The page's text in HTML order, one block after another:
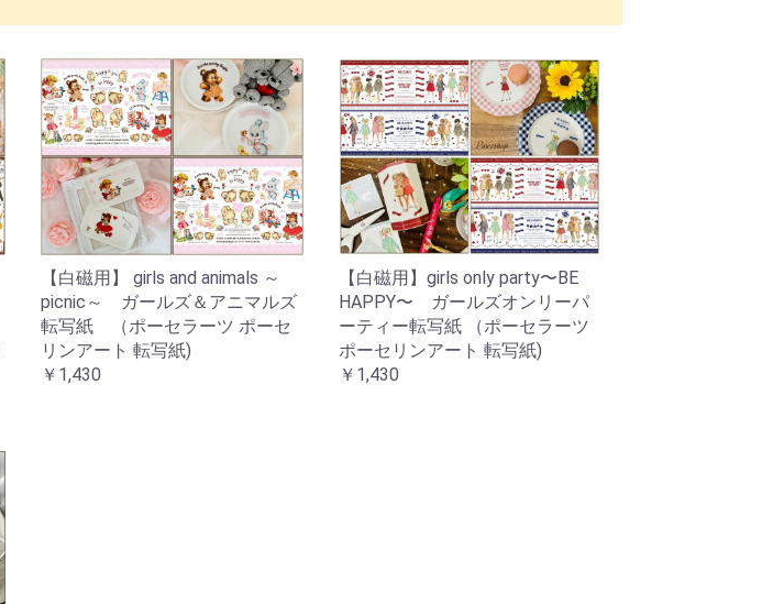
【白磁用】 girls and animals ～
picnic～ ガールズ＆アニマルズ
転写紙 （ポーセラーツ ポーセ
リンアート 転写紙)
￥1,430
【白磁用】girls only party〜BE
HAPPY〜 ガールズオンリーパ
ーティー転写紙 （ポーセラーツ
ポーセリンアート 転写紙)
￥1,430